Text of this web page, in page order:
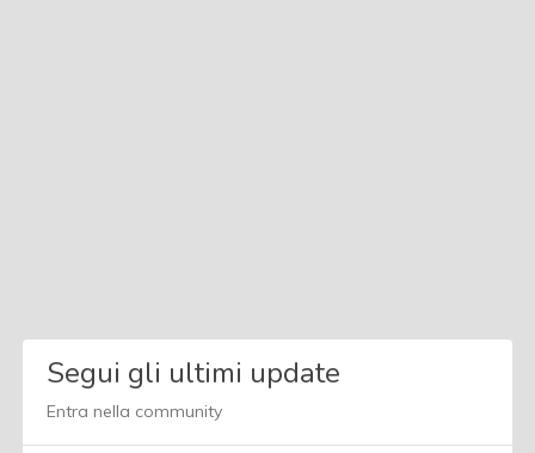
Segui gli ultimi update
Entra nella community